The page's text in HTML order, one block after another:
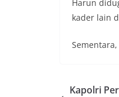
Harun
kader lain
Kapolri